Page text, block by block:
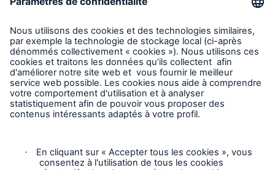
Entreprise
Carrières
Contact
Suivez-nous